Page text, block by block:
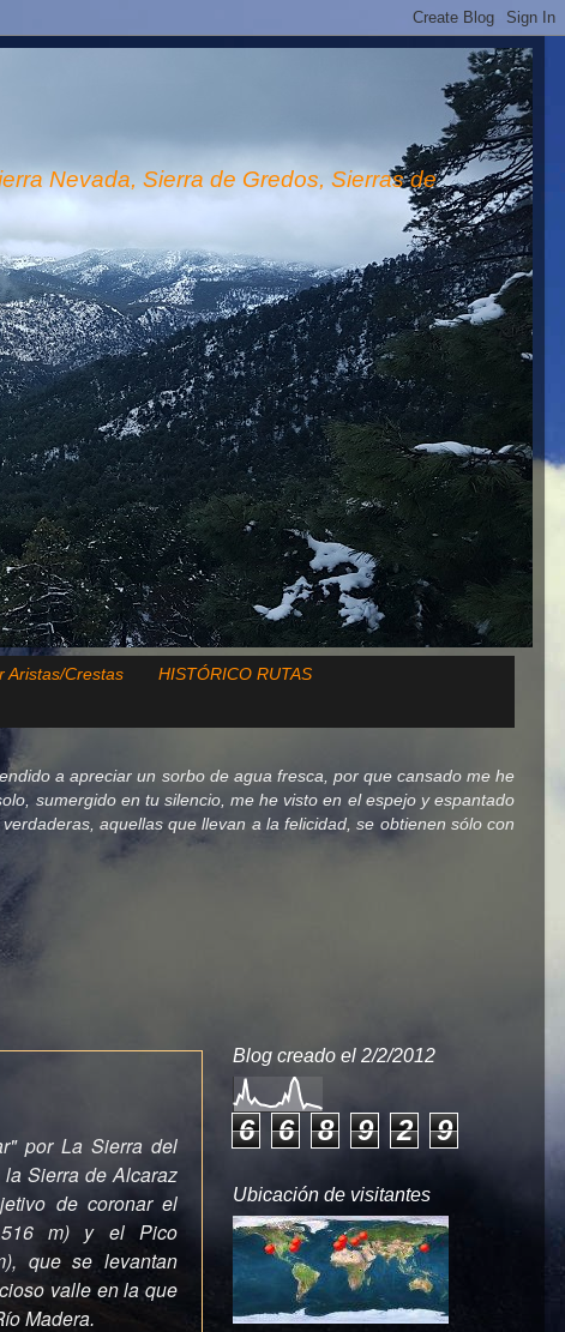
Nevada, Sierra de Gredos, Sierras de
Aristas/Crestas
HISTÓRICO RUTAS
a apreciar un sorbo de agua fresca, por que cansado me he
sumergido en tu silencio, me he visto en el espejo y espantado
aquellas que llevan a la felicidad, se obtienen sólo con
por La Sierra del
Sierra de Alcaraz
de coronar el
m) y el Pico
que se levantan
valle en la que
Madera.
Blog creado el 2/2/2012
6 6 8 9 2 9
Ubicación de visitantes